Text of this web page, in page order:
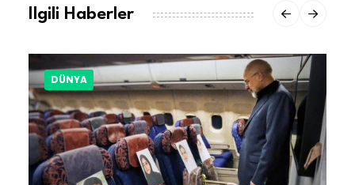
Ilgili Haberler
DÜNYA